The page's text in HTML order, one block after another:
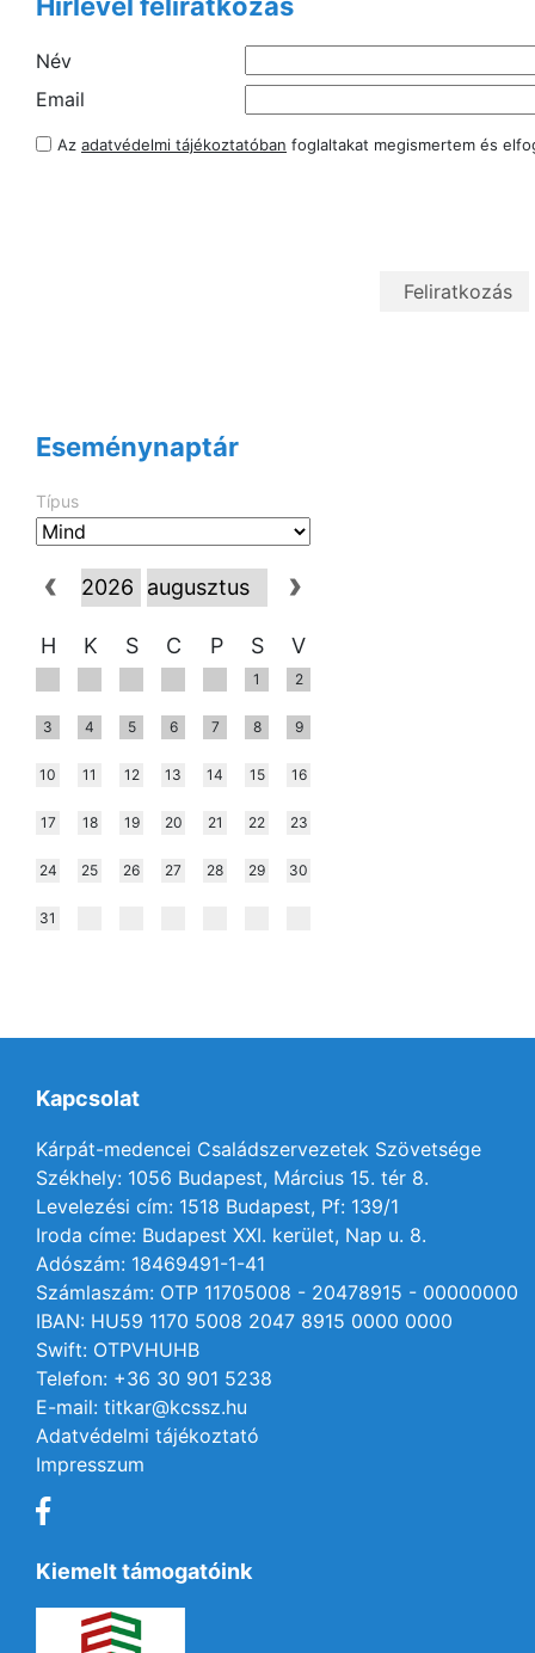
Név
Email
Az adatvédelmi tájékoztatóban foglaltakat megismertem és
Eseménynaptár
Típus
H K S C P S V
1 2
3 4 5 6 7 8 9
10 11 12 13 14 15 16
17 18 19 20 21 22 23
24 25 26 27 28 29 30
31
Kapcsolat
Kárpát-medencei Családszervezetek Szövetsége
Székhely: 1056 Budapest, Március 15. tér 8.
Levelezési cím: 1518 Budapest, Pf: 139/1
Iroda címe: Budapest XXI. kerület, Nap u. 8.
Adószám: 18469491-1-41
Számlaszám: OTP 11705008 - 20478915 - 00000000
IBAN: HU59 1170 5008 2047 8915 0000 0000
Swift: OTPVHUHB
Telefon: +36 30 901 5238
E-mail: titkar@kcssz.hu
Adatvédelmi tájékoztató
Impresszum
Kiemelt támogatóink